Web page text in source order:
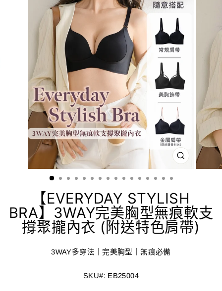
關
【EVERYDAY STYLISH
BRA】3WAY完美胸型無痕軟支
撐聚攏內衣 (附送特色肩帶)
3WAY多穿法｜完美胸型｜無痕必備
SKU#: EB25004